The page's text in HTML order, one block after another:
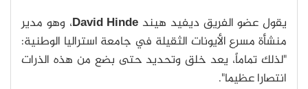
يقول عضو الفريق ديفيد هيند David Hinde، وهو مدير
منشأة مسرع الأيونات الثقيلة في جامعة استراليا الوطنية:
"لذلك تماماً، يعد خلق وتحديد حتى بضع من هذه الذرات
انتصارا عظيما".